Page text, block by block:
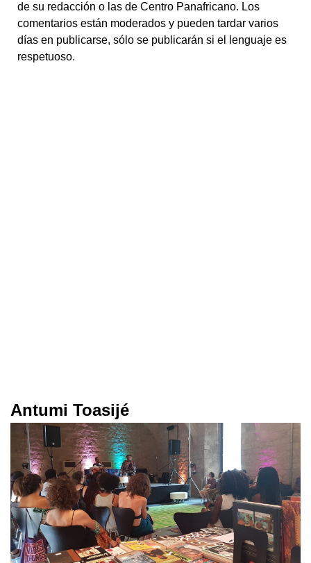
de su redacción o las de Centro Panafricano. Los
comentarios están moderados y pueden tardar varios
días en publicarse, sólo se publicarán si el lenguaje es
respetuoso.
Antumi Toasijé